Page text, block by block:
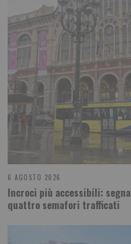
6 AGOSTO 2026
Incroci più accessibili:
quattro semafori trafficati